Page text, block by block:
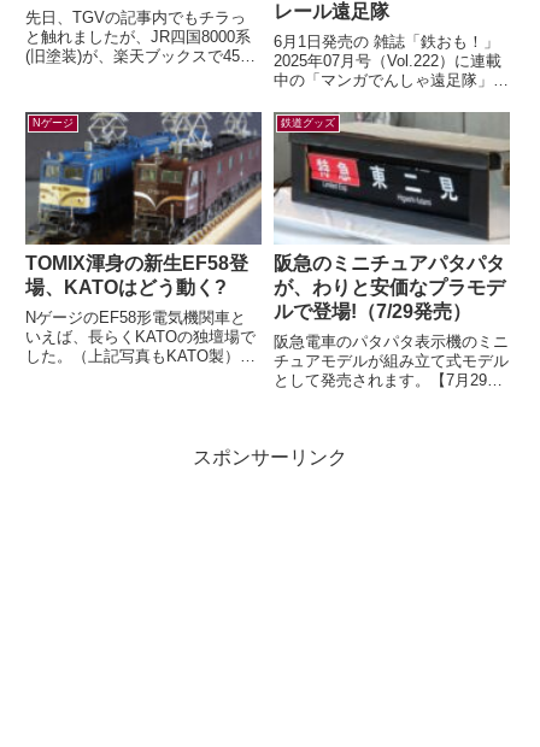
先日、TGVの記事内でもチラっ
と触れましたが、JR四国8000系
(旧塗装)が、楽天ブックスで45%
タ...
レール遠足隊
6月1日発売の 雑誌「鉄おも！」
2025年07月号（Vol.222）に連載
中の「マンガでんしゃ遠足隊」最
がる？ぶらさがる？それゆけ...
Nゲージ
TOMIX渾身の新生EF58登
場、KATOはどう動く?
NゲージのEF58形電気機関車と
いえば、長らくKATOの独壇場で
した。（上記写真もKATO製）す
鉄道グッズ
阪急のミニチュアパタパタ
が、わりと安価なプラモデ
ルで登場!（7/29発売）
阪急電車のパタパタ表示機のミニ
チュアモデルが組み立て式モデル
として発売されます。【7月29日
スポンサーリンク